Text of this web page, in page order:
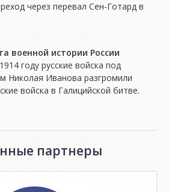
через перевал Сен-Готард в
военной истории России
году русские войска под
Николая Иванова разгромили
войска в Галицийской битве.
партнеры